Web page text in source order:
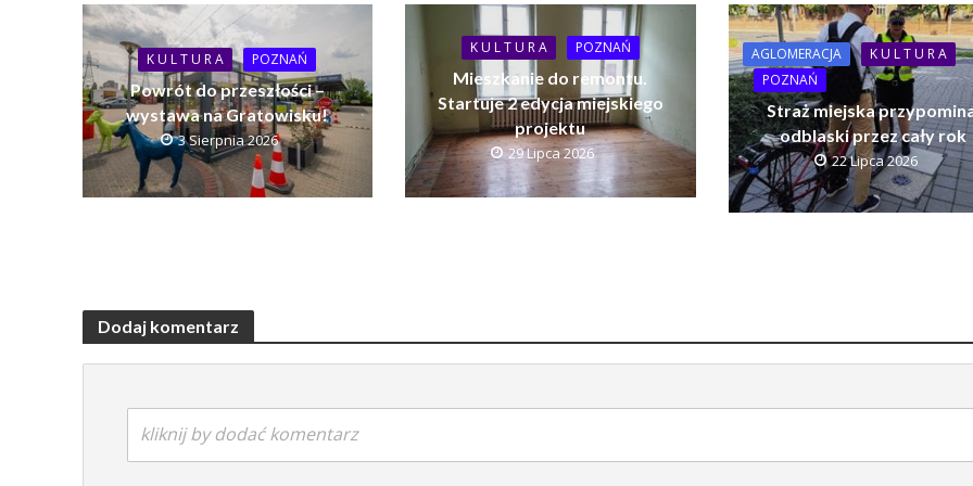
K U L T U R A POZNAŃ
Powrót do przeszłości –
wystawa na Gratowisku!
3 Sierpnia 2026
K U L T U R A POZNAŃ
Mieszkanie do remontu.
Startuje 2 edycja miejskiego
projektu
29 Lipca 2026
AGLOMERACJA
K U L T U R A
POZNAŃ
Straż miejska
odblaski przez cały rok
22 Lipca 2026
Dodaj komentarz
kliknij by dodać komentarz